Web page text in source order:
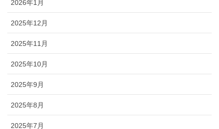
2026年1月
2025年12月
2025年11月
2025年10月
2025年9月
2025年8月
2025年7月